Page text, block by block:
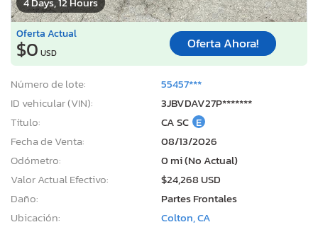
Oferta Actual
$0 USD
Oferta Ahora!
Número de lote:
55457***
ID vehicular (VIN):
3JBVDAV27P*******
Título:
CA SC E
Fecha de Venta:
08/13/2026
Odómetro:
0 mi (No Actual)
Valor Actual Efectivo:
$24,268 USD
Daño:
Partes Frontales
Ubicación:
Colton, CA